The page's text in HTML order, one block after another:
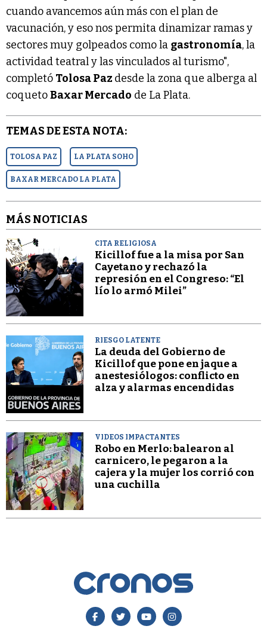
cuando avancemos aún más con el plan de
vacunación, y eso nos permita dinamizar ramas y
sectores muy golpeados como la gastronomía, la
actividad teatral y las vinculados al turismo",
completó Tolosa Paz desde la zona que alberga al
coquetoBaxar Mercado de La Plata.
TEMAS DE ESTA NOTA:
TOLOSA PAZ LA PLATA SOHO
BAXAR MERCADO LA PLATA
MÁS NOTICIAS
CITA RELIGIOSA
Kicillof fue a la misa por San
Cayetano y rechazó la
represión en el Congreso: “El
lío lo armó Milei”
RIESGO LATENTE
La deuda del Gobierno de
Kicillof que pone en jaque a
anestesiólogos: conflicto en
alza y alarmas encendidas
VIDEOS IMPACTANTES
Robo en Merlo: balearon al
carnicero, le pegaron a la
cajera y la mujer los corrió con
una cuchilla